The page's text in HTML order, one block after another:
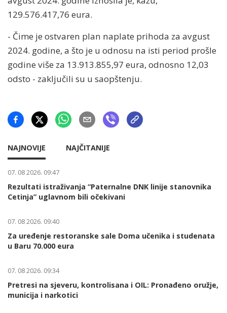
129.576.417,76 eura.
- Čime je ostvaren plan naplate prihoda za avgust
2024. godine, a što je u odnosu na isti period prošle
godine više za 13.913.855,97 eura, odnosno 12,03
odsto - zaključili su u saopštenju.
NAJNOVIJE NAJČITANIJE
07. 08 2026. 09:47
Rezultati istraživanja “Paternalne DNK linije stanovnika
Cetinja” uglavnom bili očekivani
07. 08 2026. 09:40
Za uređenje restoranske sale Doma učenika i studenata
u Baru 70.000 eura
07. 08 2026. 09:34
Pretresi na sjeveru, kontrolisana i OIL: Pronađeno oružje,
municija i narkotici